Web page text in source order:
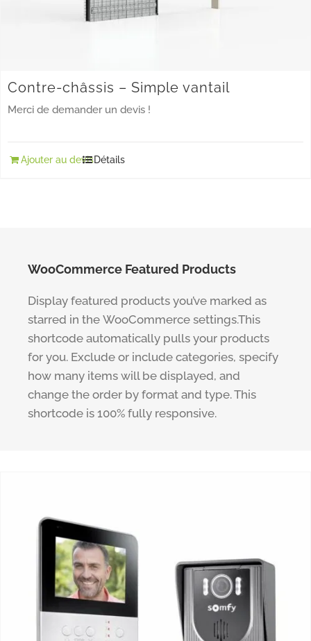
Contre-châssis – Simple vantail
Merci de demander un devis !
Ajouter au devisDétails
WooCommerce Featured Products
Display featured products you’ve marked as
starred in the WooCommerce settings.This
shortcode automatically pulls your products
for you. Exclude or include categories, specify
how many items will be displayed, and
change the order by format and type. This
shortcode is 100% fully responsive.